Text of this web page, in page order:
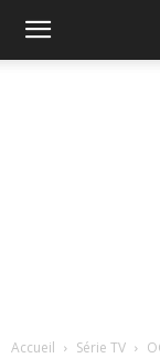
Accueil Série TV